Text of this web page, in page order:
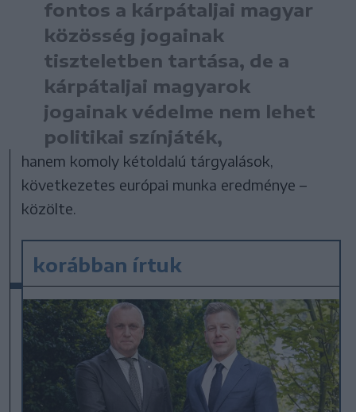
fontos a kárpátaljai magyar
közösség jogainak
tiszteletben tartása, de a
kárpátaljai magyarok
jogainak védelme nem lehet
politikai színjáték,
hanem komoly kétoldalú tárgyalások,
következetes európai munka eredménye –
közölte.
korábban írtuk